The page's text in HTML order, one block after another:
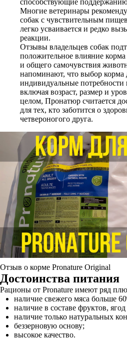
способствующие
Многие ветеринары
собак с чувствительным
легко усваивается и редко
реакции.
Отзывы владельцев собак
положительное влияние
и общего самочувствия
напоминают, что выбор корма
индивидуальные потребности
включая возраст, размер и
целом, Пронатюр считается
для тех, кто заботится о
четвероногого друга.
Отзыв о корме Pronature Original
Достоинства питания
Рационы от Pronature имеют ряд
наличие свежего мяса больше
наличие в составе фруктов,
наличие только натуральных
беззерновую основу;
высокое качество.